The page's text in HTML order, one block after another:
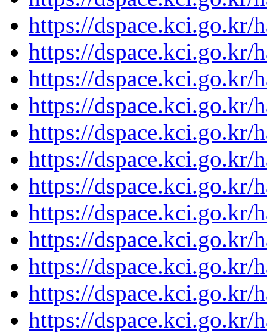
https://dspace.kci.go.kr/
https://dspace.kci.go.kr/
https://dspace.kci.go.kr/
https://dspace.kci.go.kr/
https://dspace.kci.go.kr/
https://dspace.kci.go.kr/
https://dspace.kci.go.kr/
https://dspace.kci.go.kr/
https://dspace.kci.go.kr/
https://dspace.kci.go.kr/
https://dspace.kci.go.kr/
https://dspace.kci.go.kr/